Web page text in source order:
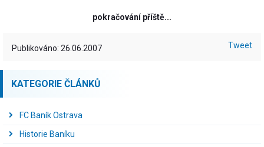
pokračování příště...
Publikováno: 26.06.2007 Tweet
KATEGORIE ČLÁNKŮ
FC Baník Ostrava
Historie Baníku